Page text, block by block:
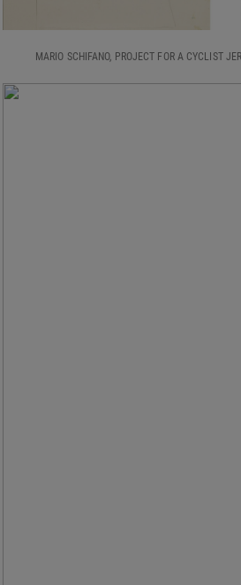
MARIO SCHIFANO, PROJECT FOR A CYCLIST